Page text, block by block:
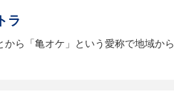
ラ
ら「亀オケ」という愛称で地域から